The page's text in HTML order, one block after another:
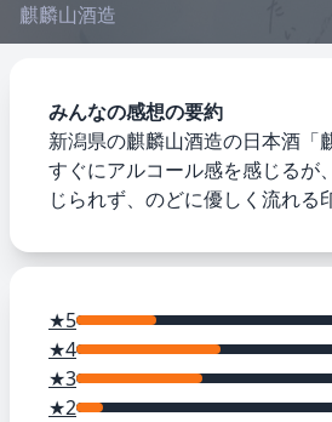
麒麟山酒造
みんなの感想の要約
新潟県の麒麟山酒造の日本酒「
すぐにアルコール感を感じるが
じられず、のどに優しく流れる
★5
★4
★3
★2